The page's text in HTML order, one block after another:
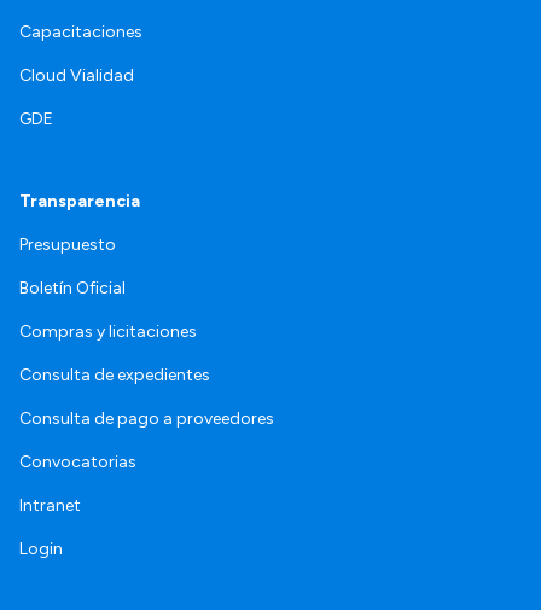
Capacitaciones
Cloud Vialidad
GDE
Transparencia
Presupuesto
Boletín Oficial
Compras y licitaciones
Consulta de expedientes
Consulta de pago a proveedores
Convocatorias
Intranet
Login